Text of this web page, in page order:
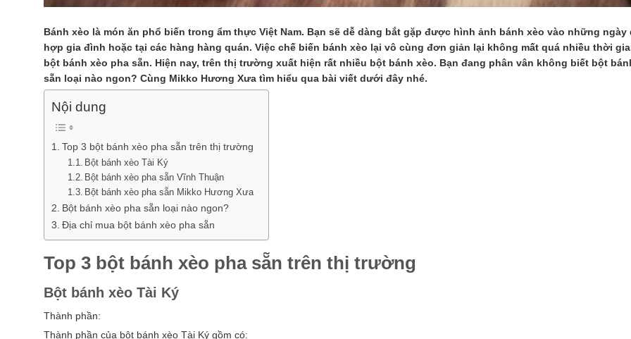
Bánh xèo là món ăn phổ biến trong ẩm thực Việt Nam. Bạn sẽ dễ dàng bắt gặp được hình ảnh bánh xèo vào những ngày
hợp gia đình hoặc tại các hàng hàng quán. Việc chế biến bánh xèo lại vô cùng đơn giản lại không mất quá nhiều thời
bột bánh xèo pha sẵn. Hiện nay, trên thị trường xuất hiện rất nhiều bột bánh xèo. Bạn đang phân vân không biết bột
sẵn loại nào ngon? Cùng Mikko Hương Xưa tìm hiểu qua bài viết dưới đây nhé.
Nội dung
Top 3 bột bánh xèo pha sẵn trên thị trường
Bột bánh xèo Tài Ký
Bột bánh xèo pha sẵn Vĩnh Thuận
Bột bánh xèo pha sẵn Mikko Hương Xưa
Bột bánh xèo pha sẵn loại nào ngon?
Địa chỉ mua bột bánh xèo pha sẵn
Top 3 bột bánh xèo pha sẵn trên thị trường
Bột bánh xèo Tài Ký
Thành phần:
Thành phần của bột bánh xèo Tài Ký gồm có: